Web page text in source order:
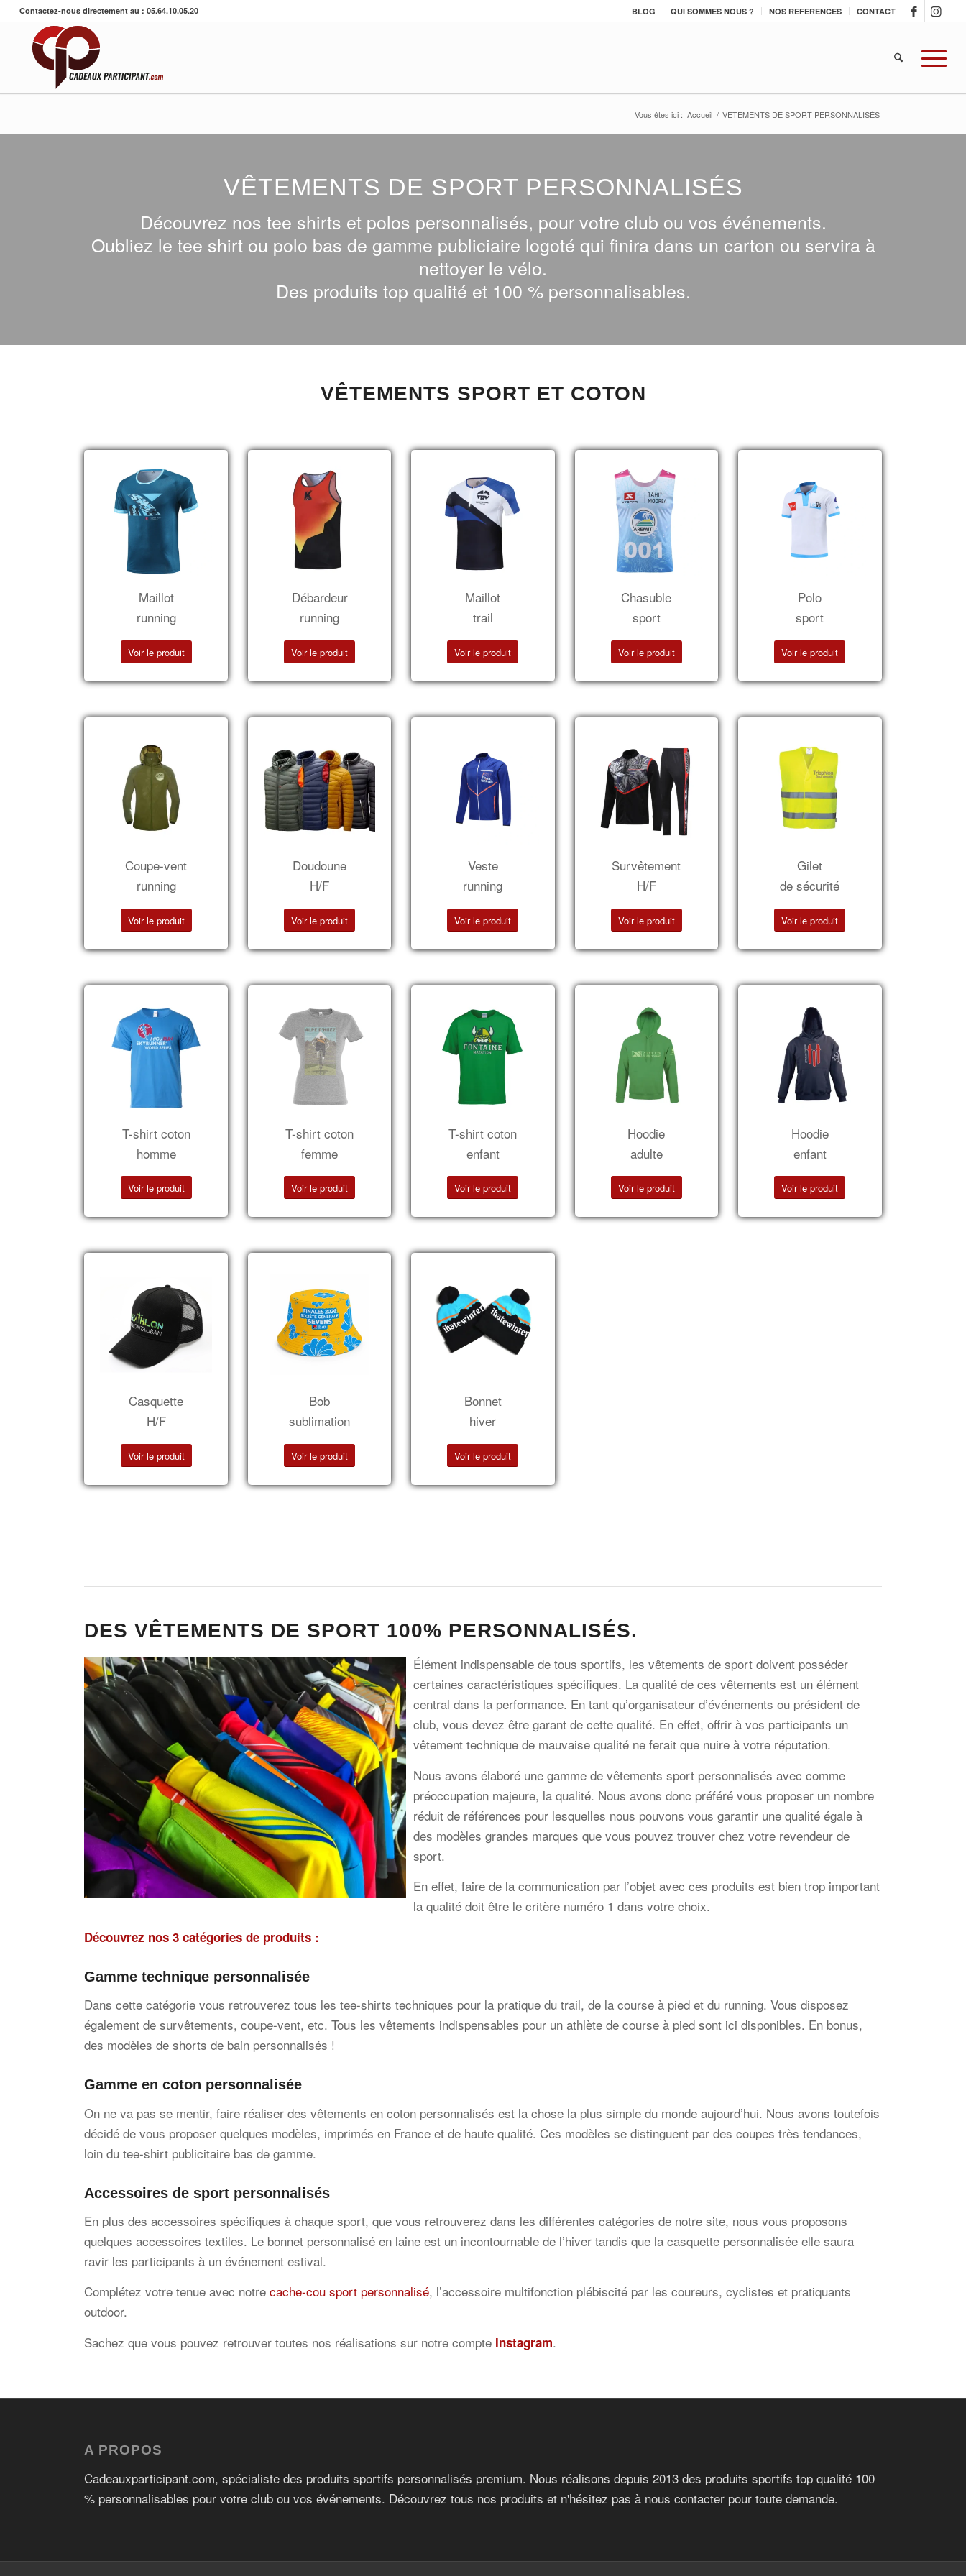
BLOG QUI SOMMES NOUS ? NOS REFERENCES CONTACT
Contactez-nous directement au : 05.64.10.05.20
Vous êtes ici : Accueil / VÊTEMENTS DE SPORT PERSONNALISÉS
VÊTEMENTS DE SPORT PERSONNALISÉS
Découvrez nos tee shirts et polos personnalisés, pour votre club ou vos événements.
Oubliez le tee shirt ou polo bas de gamme publiciaire logoté qui finira dans un carton ou servira à
nettoyer le vélo.
Des produits top qualité et 100 % personnalisables.
VÊTEMENTS SPORT ET COTON
Maillot
running
Voir le produit
Débardeur
running
Voir le produit
Maillot
trail
Voir le produit
Chasuble
sport
Voir le produit
Polo
sport
Voir le produit
Coupe-vent
running
Voir le produit
Doudoune
H/F
Voir le produit
Veste
running
Voir le produit
Survêtement
H/F
Voir le produit
Gilet
de sécurité
Voir le produit
T-shirt coton
homme
Voir le produit
T-shirt coton
femme
Voir le produit
T-shirt coton
enfant
Voir le produit
Hoodie
adulte
Voir le produit
Hoodie
enfant
Voir le produit
Casquette
H/F
Voir le produit
Bob
sublimation
Voir le produit
Bonnet
hiver
Voir le produit
DES VÊTEMENTS DE SPORT 100% PERSONNALISÉS.
Élément indispensable de tous sportifs, les vêtements de sport doivent posséder
certaines caractéristiques spécifiques. La qualité de ces vêtements est un élément
central dans la performance. En tant qu’organisateur d’événements ou président de
club, vous devez être garant de cette qualité. En effet, offrir à vos participants un
vêtement technique de mauvaise qualité ne ferait que nuire à votre réputation.
Nous avons élaboré une gamme de vêtements sport personnalisés avec comme
préoccupation majeure, la qualité. Nous avons donc préféré vous proposer un nombre
réduit de références pour lesquelles nous pouvons vous garantir une qualité égale à
des modèles grandes marques que vous pouvez trouver chez votre revendeur de
sport.
En effet, faire de la communication par l’objet avec ces produits est bien trop important
la qualité doit être le critère numéro 1 dans votre choix.
Découvrez nos 3 catégories de produits :
Gamme technique personnalisée
Dans cette catégorie vous retrouverez tous les tee-shirts techniques pour la pratique du trail, de la course à pied et du running. Vous disposez
également de survêtements, coupe-vent, etc. Tous les vêtements indispensables pour un athlète de course à pied sont ici disponibles. En bonus,
des modèles de shorts de bain personnalisés !
Gamme en coton personnalisée
On ne va pas se mentir, faire réaliser des vêtements en coton personnalisés est la chose la plus simple du monde aujourd’hui. Nous avons toutefois
décidé de vous proposer quelques modèles, imprimés en France et de haute qualité. Ces modèles se distinguent par des coupes très tendances,
loin du tee-shirt publicitaire bas de gamme.
Accessoires de sport personnalisés
En plus des accessoires spécifiques à chaque sport, que vous retrouverez dans les différentes catégories de notre site, nous vous proposons
quelques accessoires textiles. Le bonnet personnalisé en laine est un incontournable de l’hiver tandis que la casquette personnalisée elle saura
ravir les participants à un événement estival.
Complétez votre tenue avec notrecache-cou sport personnalisé, l’accessoire multifonction plébiscité par les coureurs, cyclistes et pratiquants
outdoor.
Sachez que vous pouvez retrouver toutes nos réalisations sur notre compte Instagram.
A PROPOS
Cadeauxparticipant.com, spécialiste des produits sportifs personnalisés premium. Nous réalisons depuis 2013 des produits sportifs top qualité 100
% personnalisables pour votre club ou vos événements. Découvrez tous nos produits et n'hésitez pas à nous contacter pour toute demande.